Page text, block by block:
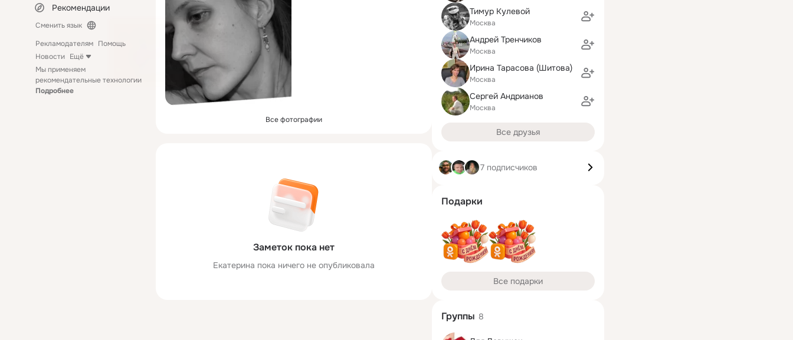
Рекомендации
Сменить язык
Рекламодателям Помощь
Новости Ещё
Мы применяем
рекомендательные технологии
Подробнее
Все фотографии
Заметок пока нет
Екатерина пока ничего не опубликовала
Тимур Кулевой
Москва
Андрей Тренчиков
Москва
Ирина Тарасова (Шитова)
Москва
Сергей Андрианов
Москва
Все друзья
7 подписчиков
Подарки
Все подарки
Группы 8